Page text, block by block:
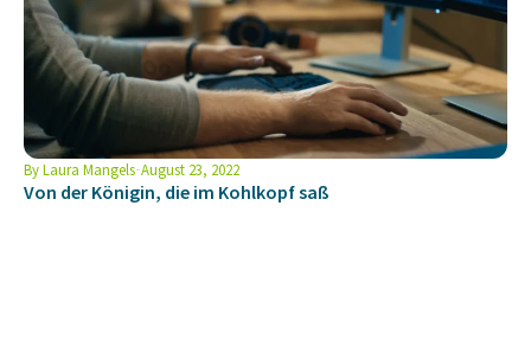
ByLaura Mangels August 23, 2022
Von der Königin, die im Kohlkopf saß